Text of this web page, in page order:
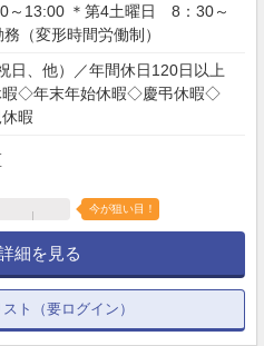
～13:00 ＊第4土曜日 8：30～
（変形時間労働制）
日、他）／年間休日120日以上
◇年末年始休暇◇慶弔休暇◇
暇
今が狙い目！
細を見る
ト（要ログイン）